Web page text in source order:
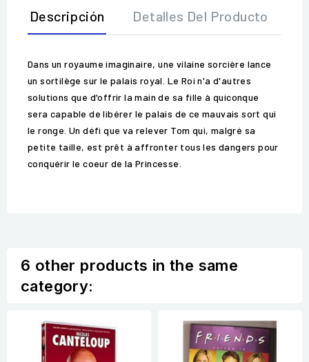
Descripción Detalles Del Producto
Dans un royaume imaginaire, une vilaine sorcière lance
un sortilège sur le palais royal. Le Roi n'a d'autres
solutions que d'offrir la main de sa fille à quiconque
sera capable de libérer le palais de ce mauvais sort qui
le ronge. Un défi que va relever Tom qui, malgré sa
petite taille, est prêt à affronter tous les dangers pour
conquérir le coeur de la Princesse.
6 other products in the same
category: